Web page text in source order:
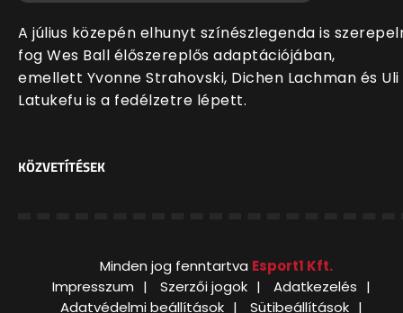
A július közepén elhunyt színészlegenda is
fog Wes Ball élőszereplős adaptációjában,
emellett Yvonne Strahovski, Dichen Lachman és Uli
Latukefu is a fedélzetre lépett.
KÖZVETÍTÉSEK
Minden jog fenntartva Esport1 Kft.
Impresszum
Szerzői jogok
Adatkezelés
Adatvédelmi beállítások
Sütibeállítások